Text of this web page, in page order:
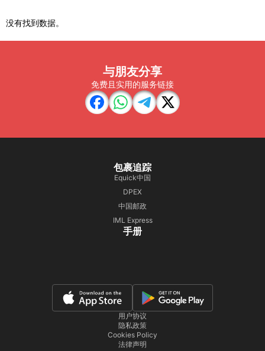
没有找到数据。
与朋友分享
免费且实用的服务链接
包裹追踪
Equick中国
DPEX
中国邮政
IML Express
手册
用户协议
隐私政策
Cookies Policy
法律声明